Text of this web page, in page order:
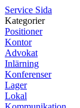
Service Sida
Kategorier
Positioner
Kontor
Advokat
Inlärning
Konferenser
Lager
Lokal